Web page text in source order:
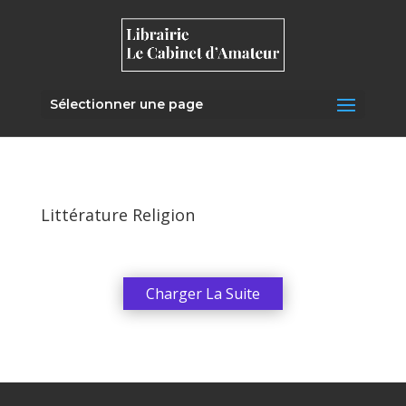
Sélectionner une page
Littérature Religion
Charger La Suite